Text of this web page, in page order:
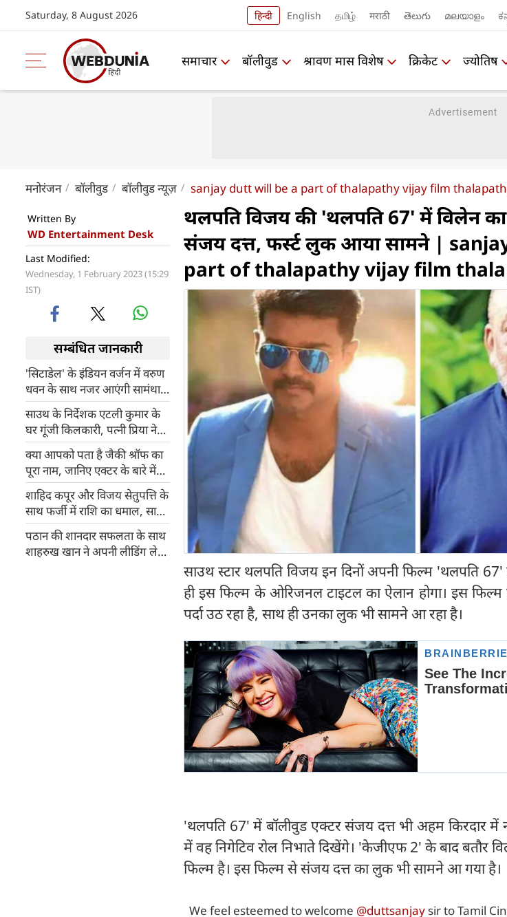
Saturday, 8 August 2026 हिन्दी English தமிழ் मराठी తెలుగు മലയാളം
समाचार बॉलीवुड श्रावण मास विशेष क्रिकेट ज्योतिष
मनोरंजन बॉलीवुड बॉलीवुड न्यूज़ sanjay dutt will be a part of thalapathy vijay film
Written By
WD Entertainment Desk
Last Modified:
Wednesday, 1 February 2023 (15:29
IST)
सम्बंधित जानकारी
'सिटाडेल' के इंडियन वर्जन में वरुण
धवन के साथ नजर आएंगी सामंथा
रुथ प्रभु
साउथ के निर्देशक एटली कुमार के
घर गूंजी किलकारी, पत्नी प्रिया ने
बेटे को दिया जन्म
क्या आपको पता है जैकी श्रॉफ का
पूरा नाम, जानिए एक्टर के बारे में
कुछ रोचक जानकारियां
शाहिद कपूर और विजय सेतुपत्ति के
साथ फर्जी में राशि का धमाल, सालों
पहले किए ऑडिशन से मिला यह शो
पठान की शानदार सफलता के साथ
शाहरुख खान ने अपनी लीडिंग लेडी
थलपति विजय की 'थलपति 67' में विलेन का
संजय दत्त, फर्स्ट लुक आया सामने |
part of thalapathy vijay film
साउथ स्टार थलपति विजय इन दिनों अपनी फिल्म 'थलपति
ही इस फिल्म के ओरिजनल टाइटल का ऐलान होगा। इस
पर्दा उठ रहा है, साथ ही उनका लुक भी सामने आ रहा है।
'थलपति 67' में बॉलीवुड एक्टर संजय दत्त भी अहम किरदार
में वह निगेटिव रोल निभाते दिखेंगे। 'केजीएफ 2' के बाद बतौर
फिल्म है। इस फिल्म से संजय दत्त का लुक भी सामने आ गया है।
We feel esteemed to welcome @duttsanjaysir to Tamil